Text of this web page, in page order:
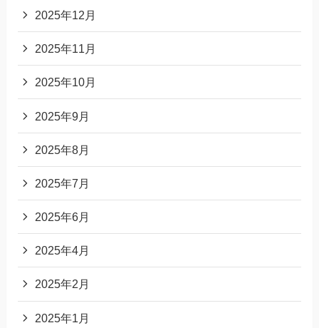
2025年12月
2025年11月
2025年10月
2025年9月
2025年8月
2025年7月
2025年6月
2025年4月
2025年2月
2025年1月